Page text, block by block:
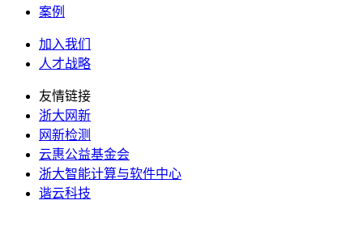
案例
加入我们
人才战略
友情链接
浙大网新
网新检测
云惠公益基金会
浙大智能计算与软件中心
谐云科技